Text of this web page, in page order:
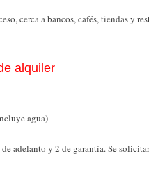
cerca a bancos, cafés, tiendas y
alquiler
agua)
de adelanto y 2 de garantía. Se